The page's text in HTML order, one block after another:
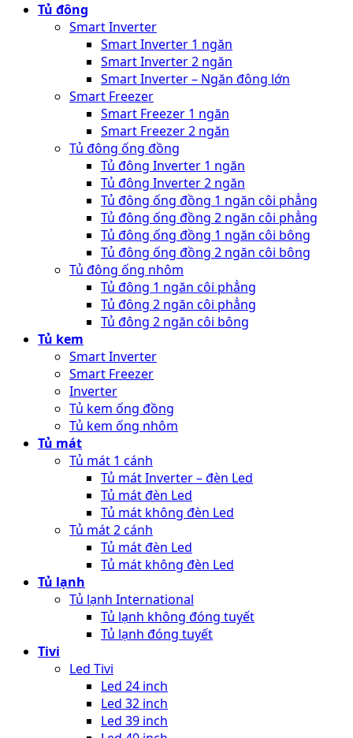
Tủ đông
Smart Inverter
Smart Inverter 1 ngăn
Smart Inverter 2 ngăn
Smart Inverter – Ngăn đông lớn
Smart Freezer
Smart Freezer 1 ngăn
Smart Freezer 2 ngăn
Tủ đông ống đồng
Tủ đông Inverter 1 ngăn
Tủ đông Inverter 2 ngăn
Tủ đông ống đồng 1 ngăn côi phẳng
Tủ đông ống đồng 2 ngăn côi phẳng
Tủ đông ống đồng 1 ngăn côi bông
Tủ đông ống đồng 2 ngăn côi bông
Tủ đông ống nhôm
Tủ đông 1 ngăn côi phẳng
Tủ đông 2 ngăn côi phẳng
Tủ đông 2 ngăn côi bông
Tủ kem
Smart Inverter
Smart Freezer
Inverter
Tủ kem ống đồng
Tủ kem ống nhôm
Tủ mát
Tủ mát 1 cánh
Tủ mát Inverter – đèn Led
Tủ mát đèn Led
Tủ mát không đèn Led
Tủ mát 2 cánh
Tủ mát đèn Led
Tủ mát không đèn Led
Tủ lạnh
Tủ lạnh International
Tủ lạnh không đóng tuyết
Tủ lạnh đóng tuyết
Tivi
Led Tivi
Led 24 inch
Led 32 inch
Led 39 inch